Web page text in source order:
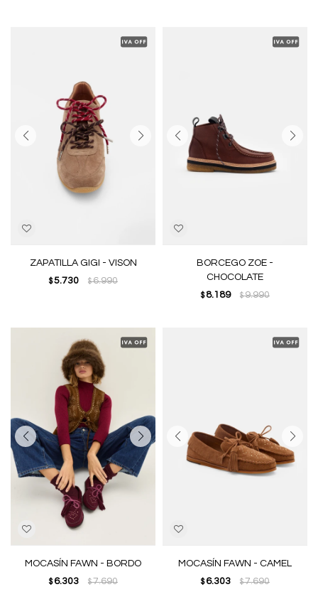
ZAPATILLA GIGI - VISON
$ 5.730 $6.990
BORCEGO ZOE -
CHOCOLATE
$ 8.189 $9.990
MOCASÍN FAWN - BORDO
$ 6.303 $7.690
MOCASÍN FAWN - CAMEL
$ 6.303 $7.690